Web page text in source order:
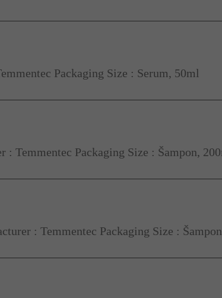
Packaging Size : Serum, 50ml
: Temmentec Packaging Size : Šampon,
: Temmentec Packaging Size :